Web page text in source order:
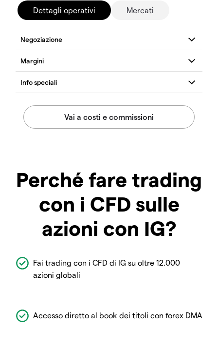
Dettagli operativi Mercati
Perché fare trading
con i CFD sulle
azioni con IG?
Fai trading con i CFD di IG su oltre 12.000
azioni globali
Accesso diretto al book dei titoli con forex DMA